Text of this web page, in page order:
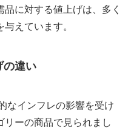
に対する値上げは、多く
えています。
の違い
なインフレの影響を受け
リーの商品で見られまし